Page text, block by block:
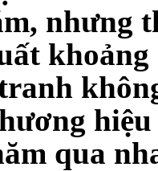
nhưng
hiệu
qua